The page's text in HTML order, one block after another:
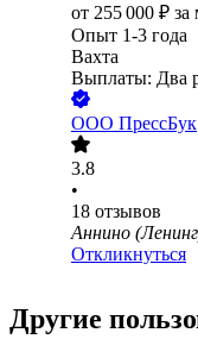
от 255 000 ₽ за
Опыт 1-3 года
Вахта
Выплаты: Два
ООО ПрессБук
3.8
•
18 отзывов
Аннино
Откликнуться
Другие